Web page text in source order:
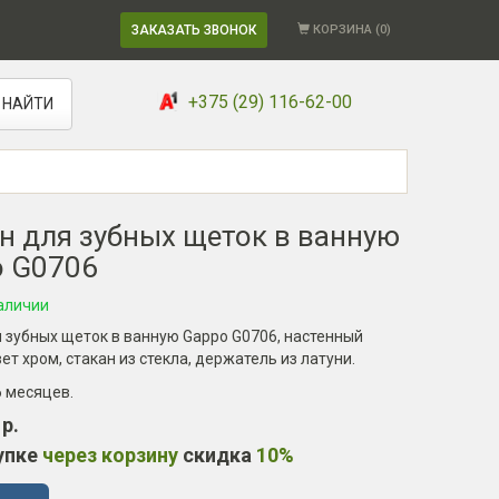
ЗАКАЗАТЬ ЗВОНОК КОРЗИНА (0)
НАЙТИ +375 (29) 116-62-00
для зубных щеток в ванную
G0706
зубных щеток в ванную Gappo G0706, настенный
хром, стакан из стекла, держатель из латуни.
месяцев
через корзинускидка 10%